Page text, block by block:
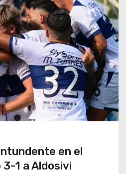
en el
1 a Aldosivi